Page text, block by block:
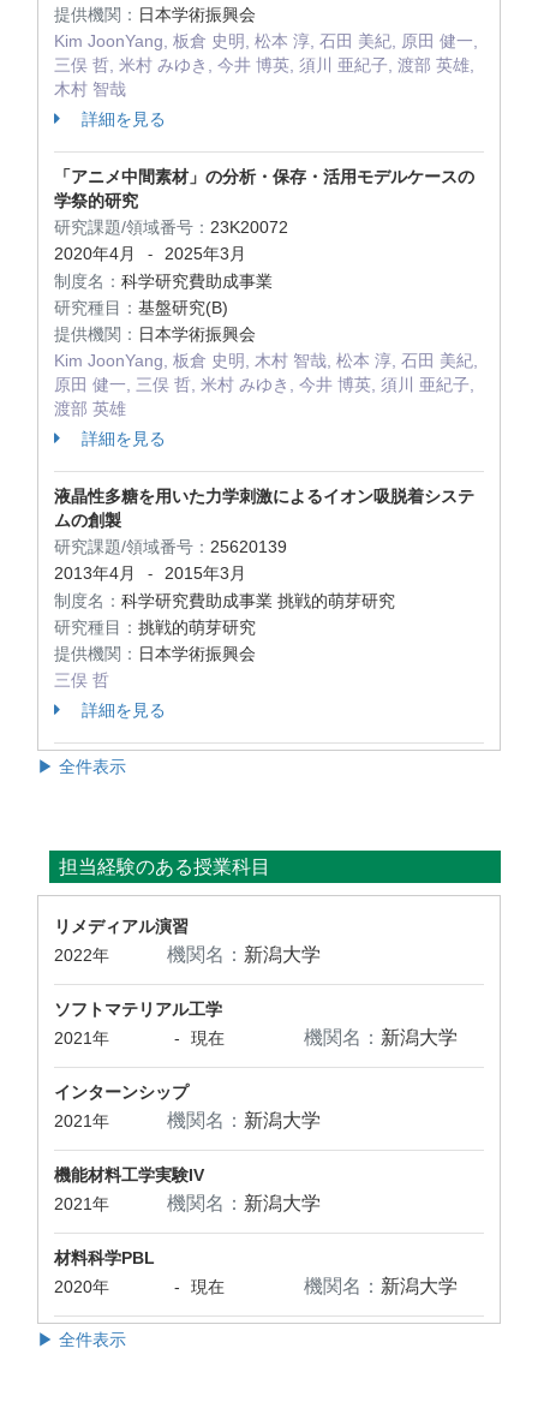
提供機関： 日本学術振興会
Kim JoonYang, 板倉 史明, 松本 淳, 石田 美紀, 原田 健一,
三俣 哲, 米村 みゆき, 今井 博英, 須川 亜紀子, 渡部 英雄,
木村 智哉
詳細を見る
「アニメ中間素材」の分析・保存・活用モデルケースの
学祭的研究
研究課題/領域番号： 23K20072
2020年4月
-
2025年3月
制度名： 科学研究費助成事業
研究種目： 基盤研究(B)
提供機関： 日本学術振興会
Kim JoonYang, 板倉 史明, 木村 智哉, 松本 淳, 石田 美紀,
原田 健一, 三俣 哲, 米村 みゆき, 今井 博英, 須川 亜紀子,
渡部 英雄
詳細を見る
液晶性多糖を用いた力学刺激によるイオン吸脱着システ
ムの創製
研究課題/領域番号： 25620139
2013年4月
-
2015年3月
制度名： 科学研究費助成事業 挑戦的萌芽研究
研究種目： 挑戦的萌芽研究
提供機関： 日本学術振興会
三俣 哲
詳細を見る
▶ 全件表示
担当経験のある授業科目
リメディアル演習
2022年
機関名： 新潟大学
ソフトマテリアル工学
2021年
- 現在 機関名： 新潟大学
インターンシップ
2021年
機関名： 新潟大学
機能材料工学実験IV
2021年
機関名： 新潟大学
材料科学PBL
2020年
- 現在 機関名： 新潟大学
▶ 全件表示